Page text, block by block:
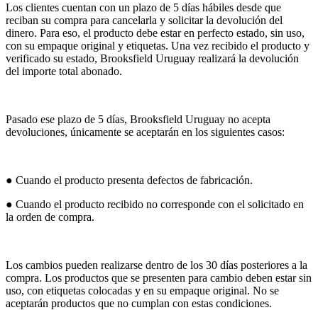
Los clientes cuentan con un plazo de 5 días hábiles desde que
reciban su compra para cancelarla y solicitar la devolución del
dinero. Para eso, el producto debe estar en perfecto estado, sin uso,
con su empaque original y etiquetas. Una vez recibido el producto y
verificado su estado, Brooksfield Uruguay realizará la devolución
del importe total abonado.
Pasado ese plazo de 5 días, Brooksfield Uruguay no acepta
devoluciones, únicamente se aceptarán en los siguientes casos:
● Cuando el producto presenta defectos de fabricación.
● Cuando el producto recibido no corresponde con el solicitado en
la orden de compra.
Los cambios pueden realizarse dentro de los 30 días posteriores a la
compra. Los productos que se presenten para cambio deben estar sin
uso, con etiquetas colocadas y en su empaque original. No se
aceptarán productos que no cumplan con estas condiciones.